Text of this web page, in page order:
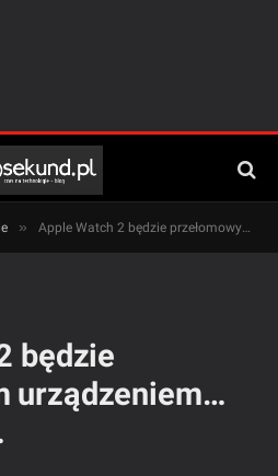
» Apple Watch 2 będzie przełomowym urządzeniem… ekhm… taaa…
będzie
urządzeniem…